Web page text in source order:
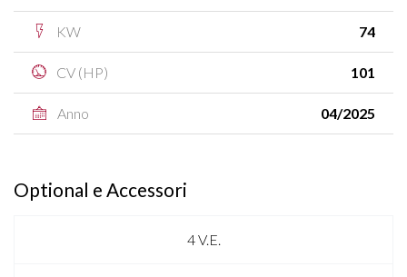
KW 74
CV (HP) 101
Anno 04/2025
Optional e Accessori
4 V.E.